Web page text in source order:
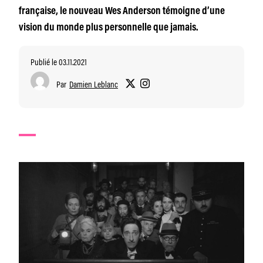
française, le nouveau Wes Anderson témoigne d’une
vision du monde plus personnelle que jamais.
Publié le 03.11.2021
Par Damien Leblanc